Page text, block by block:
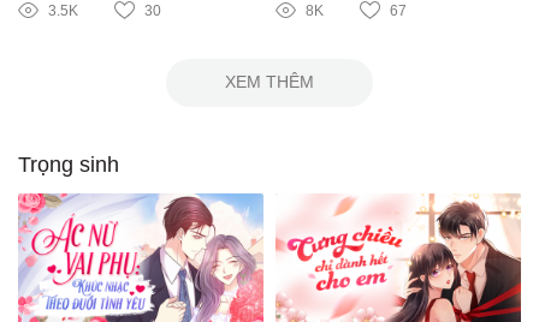
3.5K 30 8K 67
XEM THÊM
Trọng sinh